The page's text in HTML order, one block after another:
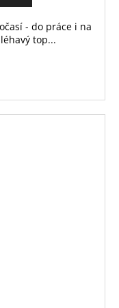
- do práce i na
top...